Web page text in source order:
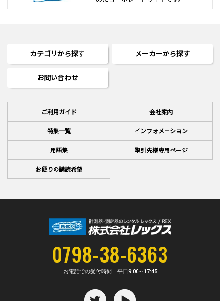
カテゴリから探す メーカーから探す
お問い合わせ
ご利用ガイド 会社案内
特集一覧 インフォメーション
用語集 取引先様専用ページ
お便りの講読希望
0798-38-6363
お電話での受付時間 平日9:00～17:45